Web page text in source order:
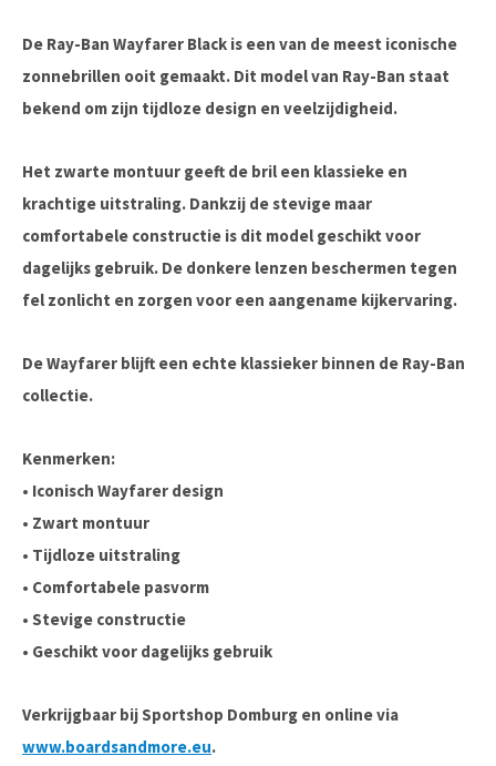
De Ray-Ban Wayfarer Black is een van de meest iconische
zonnebrillen ooit gemaakt. Dit model van Ray-Ban staat
bekend om zijn tijdloze design en veelzijdigheid.
Het zwarte montuur geeft de bril een klassieke en
krachtige uitstraling. Dankzij de stevige maar
comfortabele constructie is dit model geschikt voor
dagelijks gebruik. De donkere lenzen beschermen tegen
fel zonlicht en zorgen voor een aangename kijkervaring.
De Wayfarer blijft een echte klassieker binnen de Ray-Ban
collectie.
Kenmerken:
• Iconisch Wayfarer design
• Zwart montuur
• Tijdloze uitstraling
• Comfortabele pasvorm
• Stevige constructie
• Geschikt voor dagelijks gebruik
Verkrijgbaar bij Sportshop Domburg en online via
www.boardsandmore.eu.